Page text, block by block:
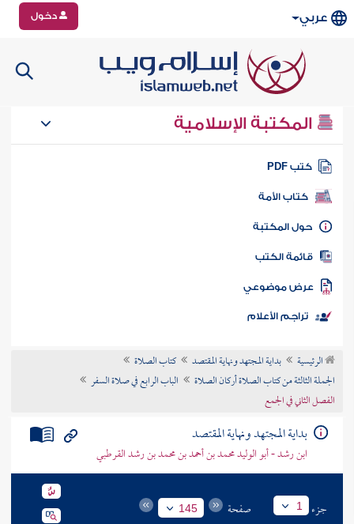
عربي دخول
المكتبة الإسلامية
كتب PDF
كتاب الأمة
المكتبة
الكتب
موضوعي
تراجم الأعلام
الرئيسية بداية المجتهد ونهاية المقتصد
كتاب الصلاة
الجملة الثالثة من كتاب الصلاة أركان الصلاة
الباب الرابع في صلاة السفر
الفصل الثاني في الجمع
بداية المجتهد ونهاية المقتصد
ابن رشد - أبو الوليد محمد بن أحمد بن محمد بن رشد القرطبي
جزء 1 صفحة 145